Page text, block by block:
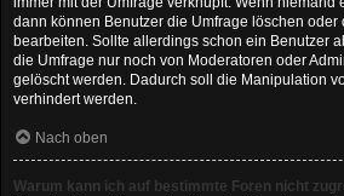
dann können Benutzer die Umfrage löschen oder
bearbeiten. Sollte allerdings schon ein Benutzer
die Umfrage nur noch von Moderatoren oder
gelöscht werden. Dadurch soll die Manipulation
verhindert werden.
Nach oben
Warum kann ich auf bestimmte Foren nicht